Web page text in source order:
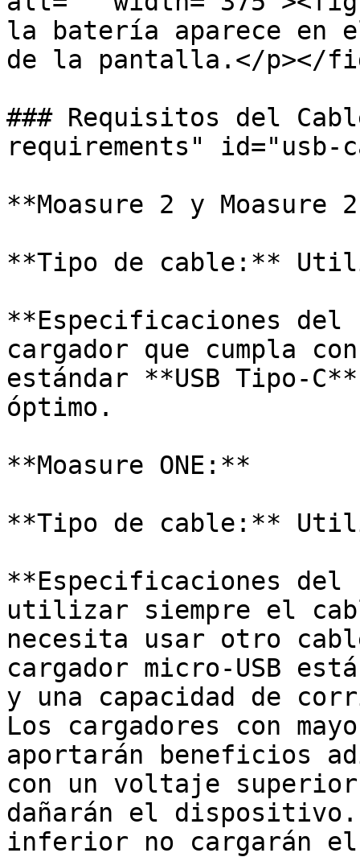
la batería aparece en
de la pantalla.</p></
### Requisitos del
requirements" id="usb-
**Moasure 2 y Moasure
**Tipo de cable:**
**Especificaciones
cargador que cumpla
estándar **USB Tipo-
óptimo.
**Moasure ONE:**
**Tipo de cable:**
**Especificaciones del
utilizar siempre el
necesita usar otro
cargador micro-USB
y una capacidad de
Los cargadores con
aportarán beneficios
con un voltaje
dañarán el
inferior no cargarán